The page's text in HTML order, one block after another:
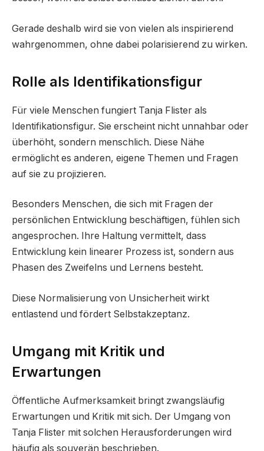
Gerade deshalb wird sie von vielen als inspirierend
wahrgenommen, ohne dabei polarisierend zu wirken.
Rolle als Identifikationsfigur
Für viele Menschen fungiert Tanja Flister als
Identifikationsfigur. Sie erscheint nicht unnahbar oder
überhöht, sondern menschlich. Diese Nähe
ermöglicht es anderen, eigene Themen und Fragen
auf sie zu projizieren.
Besonders Menschen, die sich mit Fragen der
persönlichen Entwicklung beschäftigen, fühlen sich
angesprochen. Ihre Haltung vermittelt, dass
Entwicklung kein linearer Prozess ist, sondern aus
Phasen des Zweifelns und Lernens besteht.
Diese Normalisierung von Unsicherheit wirkt
entlastend und fördert Selbstakzeptanz.
Umgang mit Kritik und
Erwartungen
Öffentliche Aufmerksamkeit bringt zwangsläufig
Erwartungen und Kritik mit sich. Der Umgang von
Tanja Flister mit solchen Herausforderungen wird
häufig als souverän beschrieben.